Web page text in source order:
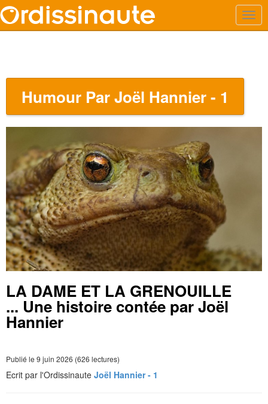
Humour Par Joël Hannier - 1
LA DAME ET LA GRENOUILLE
... Une histoire contée par Joël
Hannier
Publié le 9 juin 2026 (626 lectures)
Ecrit par l'Ordissinaute Joël Hannier - 1